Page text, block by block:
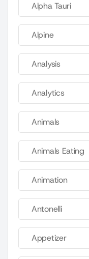
Alpha Tauri
Alpine
Analysis
Analytics
Animals
Animals Eating
Animation
Antonelli
Appetizer